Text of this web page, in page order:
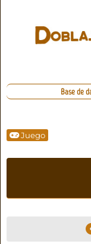
Base de
Juego